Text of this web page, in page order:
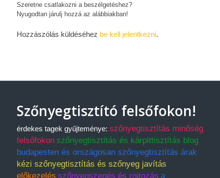
Szeretne csatlakozni a beszélgetéshez?
Nyugodtan járulj hozzá az alábbiakban!
Hozzászólás küldéséhez be kell jelentkezni.
Szőnyegtisztító felsőfokon!
érdekes tagek gyűjteménye: szőnyegtisztítás minőség
felsőfokon szőnyegtisztítás és kárpittisztítás blog
budapesten és országosan szőnyegtisztítás árak
kézi szőnyegtisztítás és szőnyeg javítás
előkezelés szőnyegszegés és rojtozás a